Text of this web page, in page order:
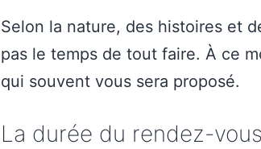
Selon la nature, des histoires et
pas le temps de tout faire. À ce
qui souvent vous sera proposé.
La durée du rendez-vous